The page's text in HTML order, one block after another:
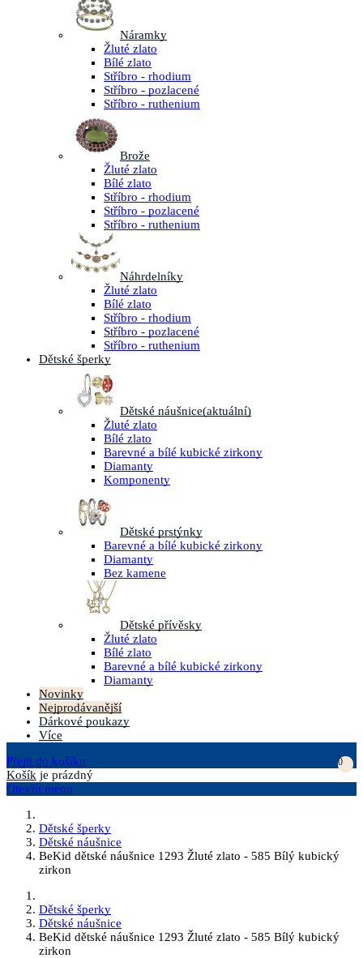
Náramky
Žluté zlato
Bílé zlato
Stříbro - rhodium
Stříbro - pozlacené
Stříbro - ruthenium
Brože
Žluté zlato
Bílé zlato
Stříbro - rhodium
Stříbro - pozlacené
Stříbro - ruthenium
Náhrdelníky
Žluté zlato
Bílé zlato
Stříbro - rhodium
Stříbro - pozlacené
Stříbro - ruthenium
Dětské šperky
Dětské náušnice(aktuální)
Žluté zlato
Bílé zlato
Barevné a bílé kubické zirkony
Diamanty
Komponenty
Dětské prstýnky
Barevné a bílé kubické zirkony
Diamanty
Bez kamene
Dětské přívěsky
Žluté zlato
Bílé zlato
Barevné a bílé kubické zirkony
Diamanty
Novinky
Nejprodávanější
Dárkové poukazy
Více
Přejít do košíku
0
Košík je prázdný
Otevřít menu
Dětské šperky
Dětské náušnice
BeKid dětské náušnice 1293 Žluté zlato - 585 Bílý kubický
zirkon
Dětské šperky
Dětské náušnice
BeKid dětské náušnice 1293 Žluté zlato - 585 Bílý kubický
zirkon